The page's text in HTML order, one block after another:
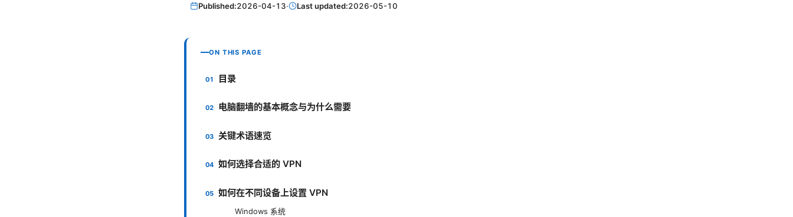
Published:2026-04-13· Last updated:2026-05-10
ON THIS PAGE
目录
电脑翻墙的基本概念与为什么需要
关键术语速览
如何选择合适的 VPN
如何在不同设备上设置 VPN
Windows 系统